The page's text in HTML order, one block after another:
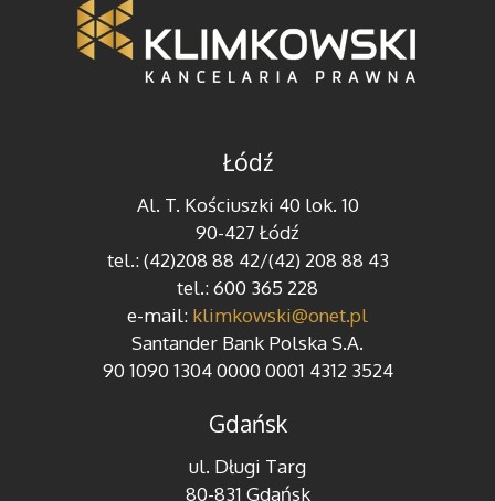
Łódź
Al. T. Kościuszki 40 lok. 10
90-427 Łódź
tel.: (42)208 88 42/(42) 208 88 43
tel.: 600 365 228
e-mail: klimkowski@onet.pl
Santander Bank Polska S.A.
90 1090 1304 0000 0001 4312 3524
Gdańsk
ul. Długi Targ
80-831 Gdańsk